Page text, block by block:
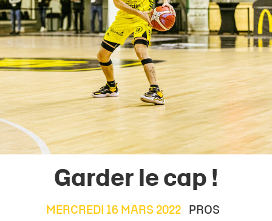
Garder le cap !
MERCREDI 16 MARS 2022 PROS